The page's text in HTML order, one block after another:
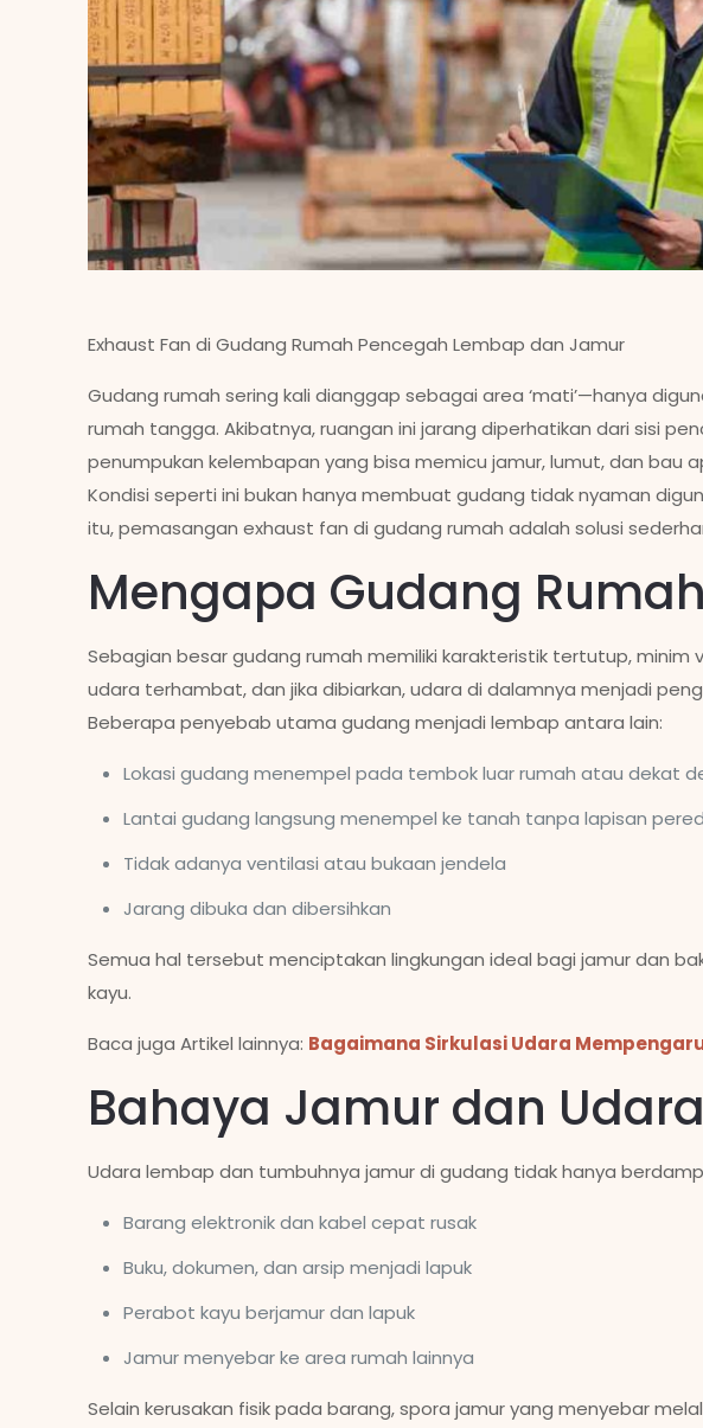
Exhaust Fan di Gudang Rumah Pencegah Lembap dan Jamur
Gudang rumah sering kali dianggap sebagai area ‘mati’—hanya
rumah tangga. Akibatnya, ruangan ini jarang diperhatikan dari sisi
penumpukan kelembapan yang bisa memicu jamur, lumut, dan bau
Kondisi seperti ini bukan hanya membuat gudang tidak nyaman
itu, pemasangan exhaust fan di gudang rumah adalah solusi
Mengapa Gudang
Sebagian besar gudang rumah memiliki karakteristik tertutup,
udara terhambat, dan jika dibiarkan, udara di dalamnya menjadi
Beberapa penyebab utama gudang menjadi lembap antara lain:
Lokasi gudang menempel pada tembok luar rumah atau dekat
Lantai gudang langsung menempel ke tanah tanpa lapisan
Tidak adanya ventilasi atau bukaan jendela
Jarang dibuka dan dibersihkan
Semua hal tersebut menciptakan lingkungan ideal bagi jamur dan
kayu.
Baca juga Artikel lainnya: Bagaimana Sirkulasi Udara
Bahaya Jamur dan
Udara lembap dan tumbuhnya jamur di gudang tidak hanya
Barang elektronik dan kabel cepat rusak
Buku, dokumen, dan arsip menjadi lapuk
Perabot kayu berjamur dan lapuk
Jamur menyebar ke area rumah lainnya
Selain kerusakan fisik pada barang, spora jamur yang menyebar